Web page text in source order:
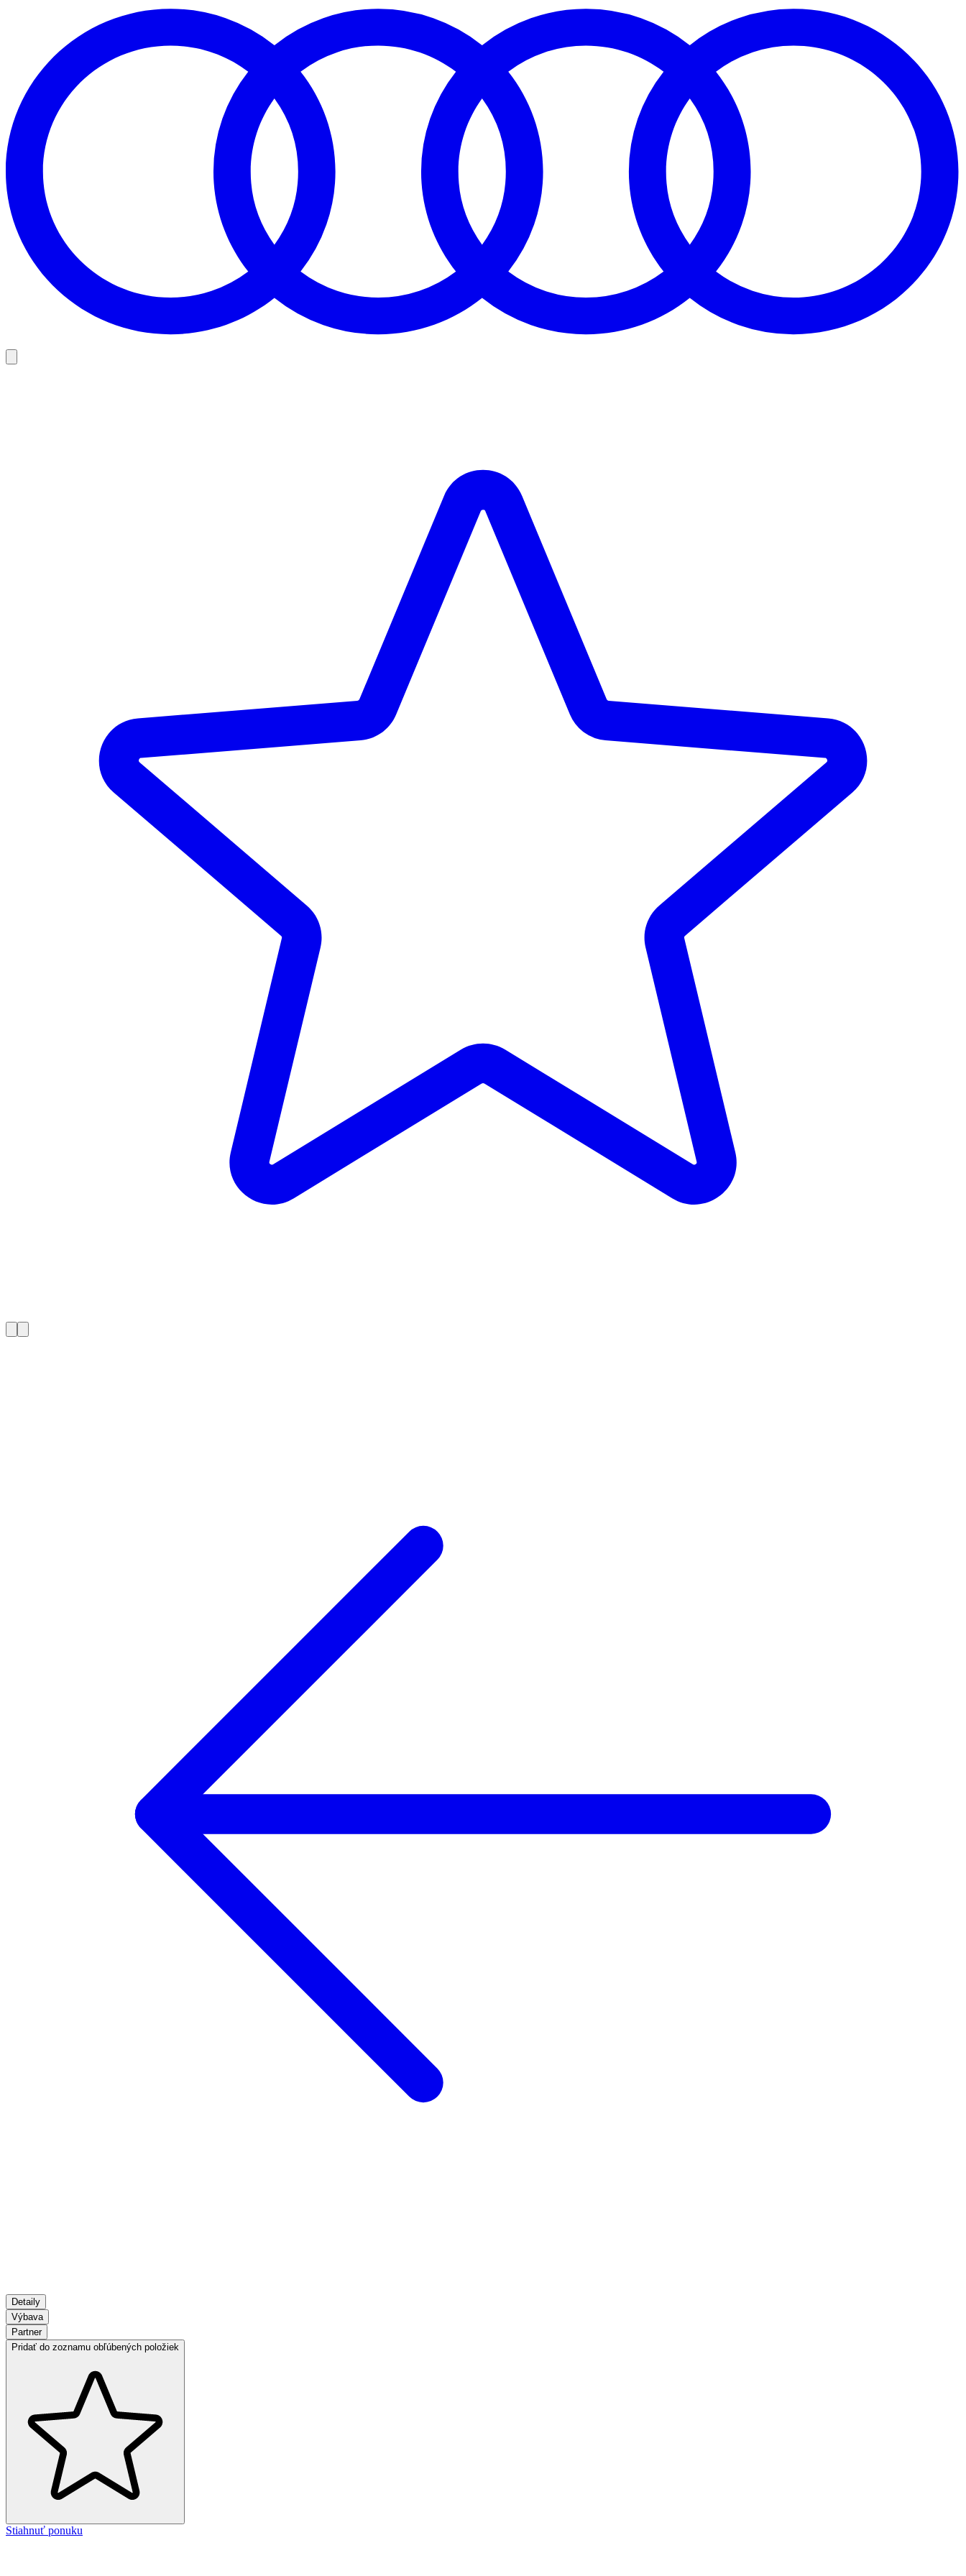
Detaily
Výbava
Partner
Pridať do zoznamu obľúbených položiek
Stiahnuť ponuku